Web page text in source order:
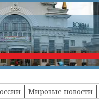
Мировые новости